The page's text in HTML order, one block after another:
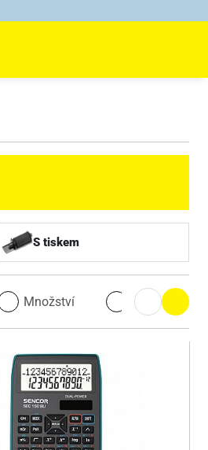
S tiskem
Množství Množství